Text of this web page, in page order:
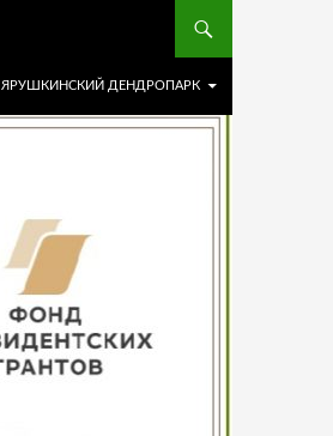
ЯРУШКИНСКИЙ ДЕНДРОПАРК